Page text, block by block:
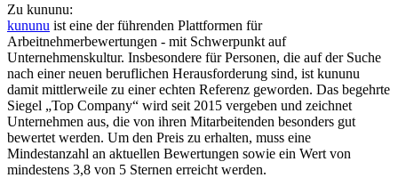
Zu kununu:
kununu ist eine der führenden Plattformen für
Arbeitnehmerbewertungen - mit Schwerpunkt auf
Unternehmenskultur. Insbesondere für Personen, die auf der Suche
nach einer neuen beruflichen Herausforderung sind, ist kununu
damit mittlerweile zu einer echten Referenz geworden. Das begehrte
Siegel „Top Company“ wird seit 2015 vergeben und zeichnet
Unternehmen aus, die von ihren Mitarbeitenden besonders gut
bewertet werden. Um den Preis zu erhalten, muss eine
Mindestanzahl an aktuellen Bewertungen sowie ein Wert von
mindestens 3,8 von 5 Sternen erreicht werden.